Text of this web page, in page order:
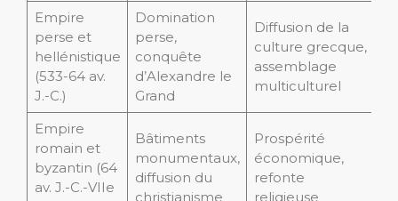
Empire
perse et
hellénistique
(533-64 av.
J.-C.)
Domination
perse,
conquête
d’Alexandre le
Grand
Diffusion de la
culture grecque,
assemblage
multiculturel
Empire
romain et
byzantin (64
av. J.-C.-VIIe
Bâtiments
monumentaux,
diffusion du
christianisme
Prospérité
économique,
refonte
religieuse